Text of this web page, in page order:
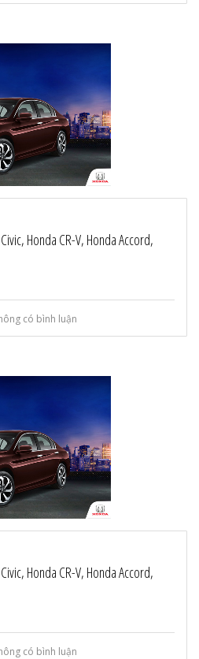
Honda CR-V, Honda Accord,
có bình luận
Honda CR-V, Honda Accord,
có bình luận